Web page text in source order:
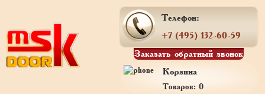
Телефон:
+7 (495) 132-60-59
Заказать обратный звонок
Корзина
Товаров: 0